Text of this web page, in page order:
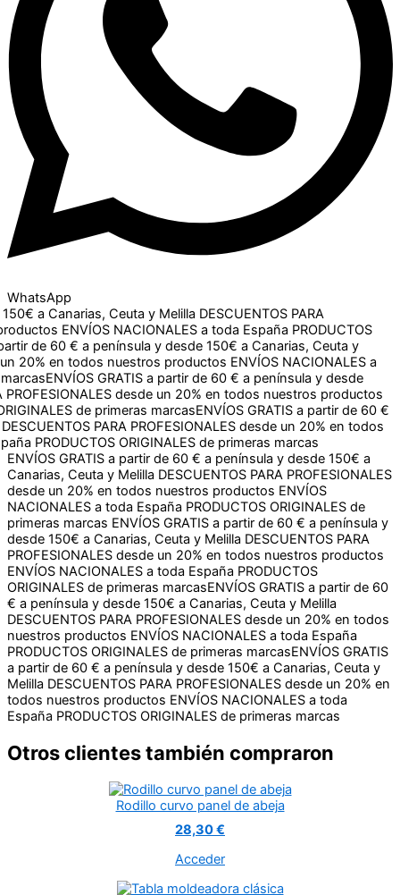
WhatsApp
Canarias, Ceuta y MelillaDESCUENTOS PARA
ENVÍOS NACIONALES a toda EspañaPRODUCTOS
60 € a península y desde 150€ a Canarias, Ceuta y Melilla
nuestros productosENVÍOS NACIONALES a toda España
a partir de 60 € a península y desde 150€ a Canarias,
un 20% en todos nuestros productosENVÍOS NACIONALES
ENVÍOS GRATIS a partir de 60 € a península y desde 150€ a
desde un 20% en todos nuestros productosENVÍOS
primeras marcas
ENVÍOS GRATIS a partir de 60 € a península y desde 150€ a
Canarias, Ceuta y Melilla DESCUENTOS PARA PROFESIONALES
desde un 20% en todos nuestros productos ENVÍOS
NACIONALES a toda España PRODUCTOS ORIGINALES de
primeras marcas ENVÍOS GRATIS a partir de 60 € a península y
desde 150€ a Canarias, Ceuta y Melilla DESCUENTOS PARA
PROFESIONALES desde un 20% en todos nuestros productos
ENVÍOS NACIONALES a toda España PRODUCTOS
ORIGINALES de primeras marcasENVÍOS GRATIS a partir de 60
€ a península y desde 150€ a Canarias, Ceuta y Melilla
DESCUENTOS PARA PROFESIONALES desde un 20% en todos
nuestros productos ENVÍOS NACIONALES a toda España
PRODUCTOS ORIGINALES de primeras marcasENVÍOS GRATIS
a partir de 60 € a península y desde 150€ a Canarias, Ceuta y
Melilla DESCUENTOS PARA PROFESIONALES desde un 20% en
todos nuestros productos ENVÍOS NACIONALES a toda
España PRODUCTOS ORIGINALES de primeras marcas
Otros clientes también compraron
Rodillo curvo panel de abeja
28,30 €
Acceder